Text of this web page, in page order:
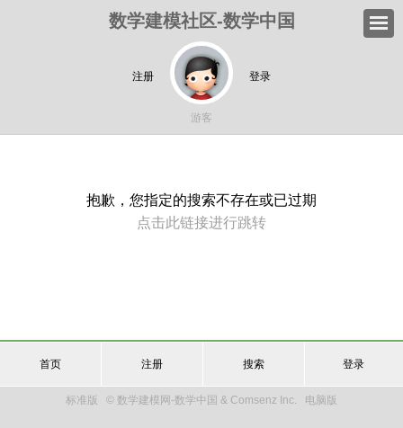
数学建模社区-数学中国
注册 登录
游客
抱歉，您指定的搜索不存在或已过期
点击此链接进行跳转
首页 注册 搜索 登录
标准版 © 数学建模网-数学中国 & Comsenz Inc. 电脑版